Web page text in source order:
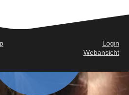
Login
Webansicht